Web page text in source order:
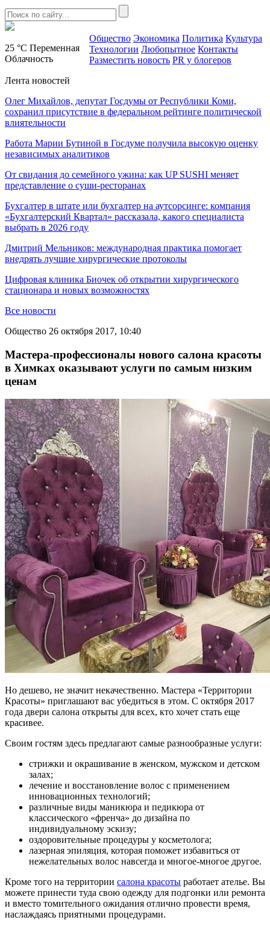
25 °C Переменная
Облачность
Общество Экономика Политика Культура
Технологии Любопытное Контакты
Разместить новость PR у блогеров
Лента новостей
Олег Михайлов, депутат Госдумы от Республики Коми,
сохранил присутствие в федеральном рейтинге политической
влиятельности
Работа Марии Бутиной в Госдуме получила высокую оценку
независимых аналитиков
От свидания до семейного ужина: как UP SUSHI меняет
представление о суши-ресторанах
Бухгалтер в штате или бухгалтер на аутсорсинге: компания
«Бухгалтерский Квартал» рассказала, какого специалиста
выбрать в 2026 году
Дмитрий Мельников: международная практика помогает
внедрять лучшие хирургические протоколы
Цифровая клиника Биочек об открытии хирургического
стационара и новых возможностях
Все новости
Общество 26 октября 2017, 10:40
Мастера-профессионалы нового салона красоты
в Химках оказывают услуги по самым низким
ценам
Но дешево, не значит некачественно. Мастера «Территории
Красоты» приглашают вас убедиться в этом. С октября 2017
года двери салона открыты для всех, кто хочет стать еще
красивее.
Своим гостям здесь предлагают самые разнообразные услуги:
стрижки и окрашивание в женском, мужском и детском
залах;
лечение и восстановление волос с применением
инновационных технологий;
различные виды маникюра и педикюра от
классического «френча» до дизайна по
индивидуальному эскизу;
оздоровительные процедуры у косметолога;
лазерная эпиляция, которая поможет избавиться от
нежелательных волос навсегда и многое-многое другое.
Кроме того на территории салона красоты работает ателье. Вы
можете принести туда свою одежду для подгонки или ремонта
и вместо томительного ожидания отлично провести время,
наслаждаясь приятными процедурами.